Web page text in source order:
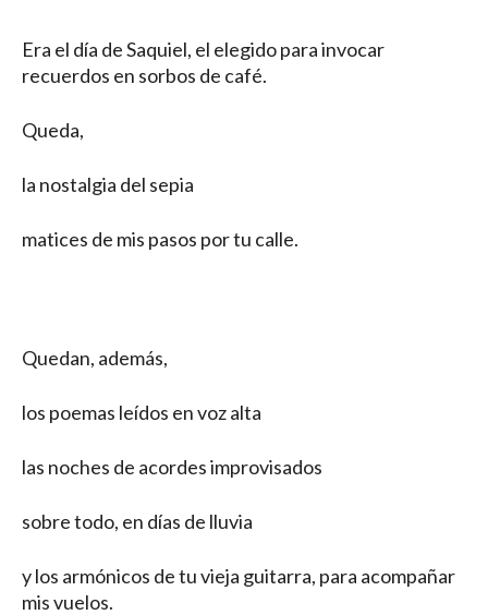
Era el día de Saquiel, el elegido para invocar
recuerdos en sorbos de café.
Queda,
la nostalgia del sepia
matices de mis pasos por tu calle.
Quedan, además,
los poemas leídos en voz alta
las noches de acordes improvisados
sobre todo, en días de lluvia
y los armónicos de tu vieja guitarra, para acompañar
mis vuelos.